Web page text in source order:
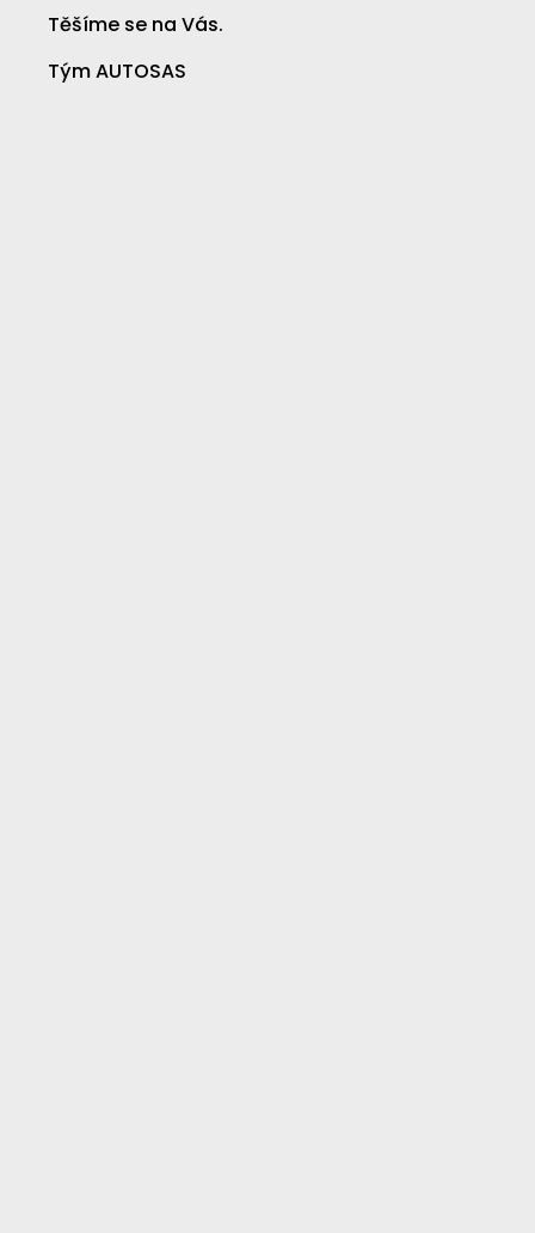
Těšíme se na Vás.
Tým AUTOSAS